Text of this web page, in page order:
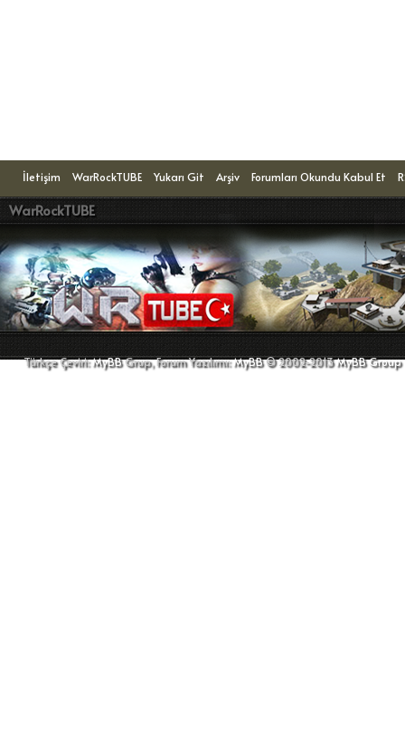
İletişim WarRockTUBE Yukarı Git Arşiv Forumları Okundu Kabul Et
WarRockTUBE
Türkçe Çeviri:MyBBGrup, Forum Yazılımı:MyBB© 2002-2013MyBB Group